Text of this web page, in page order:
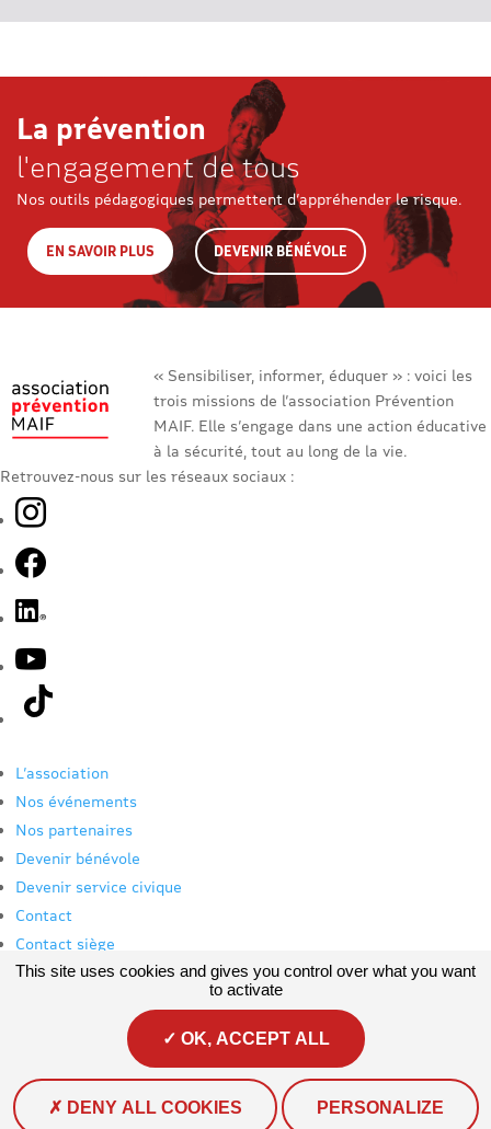
La prévention
l'engagement de tous
Nos outils pédagogiques permettent d’appréhender le risque.
EN SAVOIR PLUS DEVENIR BÉNÉVOLE
« Sensibiliser, informer, éduquer » : voici les
trois missions de l’association Prévention
MAIF. Elle s’engage dans une action éducative
à la sécurité, tout au long de la vie.
Retrouvez-nous sur les réseaux sociaux :
L’association
Nos événements
Nos partenaires
Devenir bénévole
Devenir service civique
Contact
Contact siège
Mon espace bénévole
Mentions Légales
Politique de confidentialité
PRÉVENTION MAIF, 275 rue du stade - Bâtiment 2-1 - 79180
Chauray
This site uses cookies and gives you control over what you want
to activate
OK, ACCEPT ALL
DENY ALL COOKIES PERSONALIZE